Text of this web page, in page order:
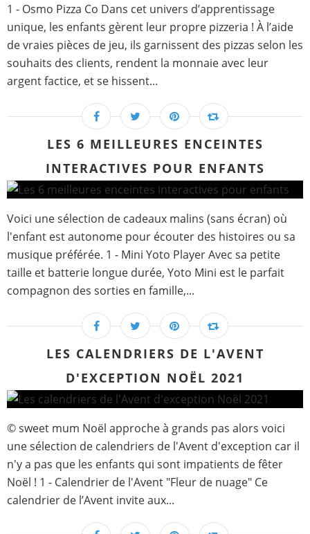
1 - Osmo Pizza Co Dans cet univers d’apprentissage
unique, les enfants gèrent leur propre pizzeria ! À l’aide
de vraies pièces de jeu, ils garnissent des pizzas selon les
souhaits des clients, rendent la monnaie avec leur
argent factice, et se hissent...
LES 6 MEILLEURES ENCEINTES
INTERACTIVES POUR ENFANTS
Voici une sélection de cadeaux malins (sans écran) où
l'enfant est autonome pour écouter des histoires ou sa
musique préférée. 1 - Mini Yoto Player Avec sa petite
taille et batterie longue durée, Yoto Mini est le parfait
compagnon des sorties en famille,...
LES CALENDRIERS DE L'AVENT
D'EXCEPTION NOËL 2021
© sweet mum Noël approche à grands pas alors voici
une sélection de calendriers de l'Avent d'exception car il
n'y a pas que les enfants qui sont impatients de fêter
Noël ! 1 - Calendrier de l'Avent "Fleur de nuage" Ce
calendrier de l’Avent invite aux...